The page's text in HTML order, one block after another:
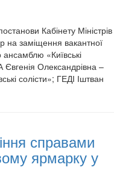
Кабінету Міністрів
на заміщення вакантної
«Київські
Олександрівна –
солісти»; ГЕДІ Іштван
справами
ярмарку у